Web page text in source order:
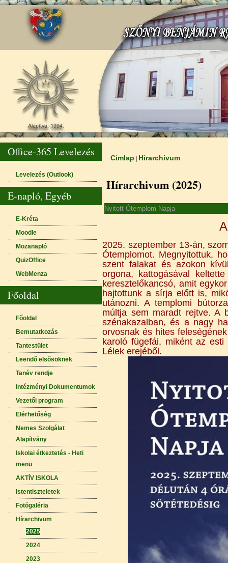
Office-365 Levelezés
Levelezés (Outlook)
E-napló, Egyéb
E-Kréta
Moodle
Mozanapló
QuizOffice
WebMenza
Főoldal
Főoldal
Bemutatkozás
Tantestület
Leendő elsősöknek
Tanév rendje
Intézményi Dokumentumok
Vezetői program
Elérhetőség
Nemes Szolgálat
Alapítvány
Iskolai étkeztetés - Heti
menü
AKTÍV ISKOLA
Istentiszteletek
Fotógaléria
Hírarchivum
2025
2024
2023
Jelenlegi hely
Címlap Hírarchivum
Hírarchivum (2025)
Nyitott Ótemplom Napja
2025. szeptember 13-án,
Ótemplomot. Megnyitottuk,
szent falakat és azokon
orgona, kattogásával
keresztelőkancsó, amit
hajtottunk a sírja előtt is,
utánozni. A templomi
múltja sem maradt rejtve. A
szénakazalban, és a nagy
orvosnak és hites
karoló fügefái, miként az
Lélek erejéből.